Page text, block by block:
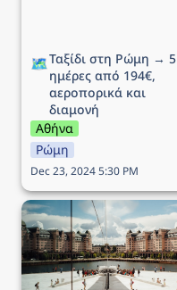
🗺️Ταξίδι στη Ρώμη → 5
ημέρες από 194€,
αεροπορικά και
διαμονή
Αθήνα
Ρώμη
Dec 23, 2024 5:30 PM
Ταξίδι στο Όσλο (25η
Μαρτίου) → 5 ημέρες
από 292€, αεροπορικά
και διαμονή